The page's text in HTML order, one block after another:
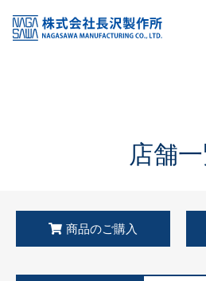
KSS加盟店・取扱店情報
店舗一覧
店舗
商品のご購入